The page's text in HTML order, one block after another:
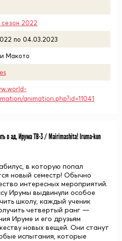
2022
по 04.03.2023
Макото
animation.php?id=11041
в ад, Ирума ТВ-3 / Mairimashita! Iruma-kun
в которую попал
новый семестр! Обычно
интересных мероприятий.
Ирумы выдвинули особое
школу, каждый ученик
четвертый ранг —
Ируме и его друзьям
новых вещей. Они станут
испытания, которые